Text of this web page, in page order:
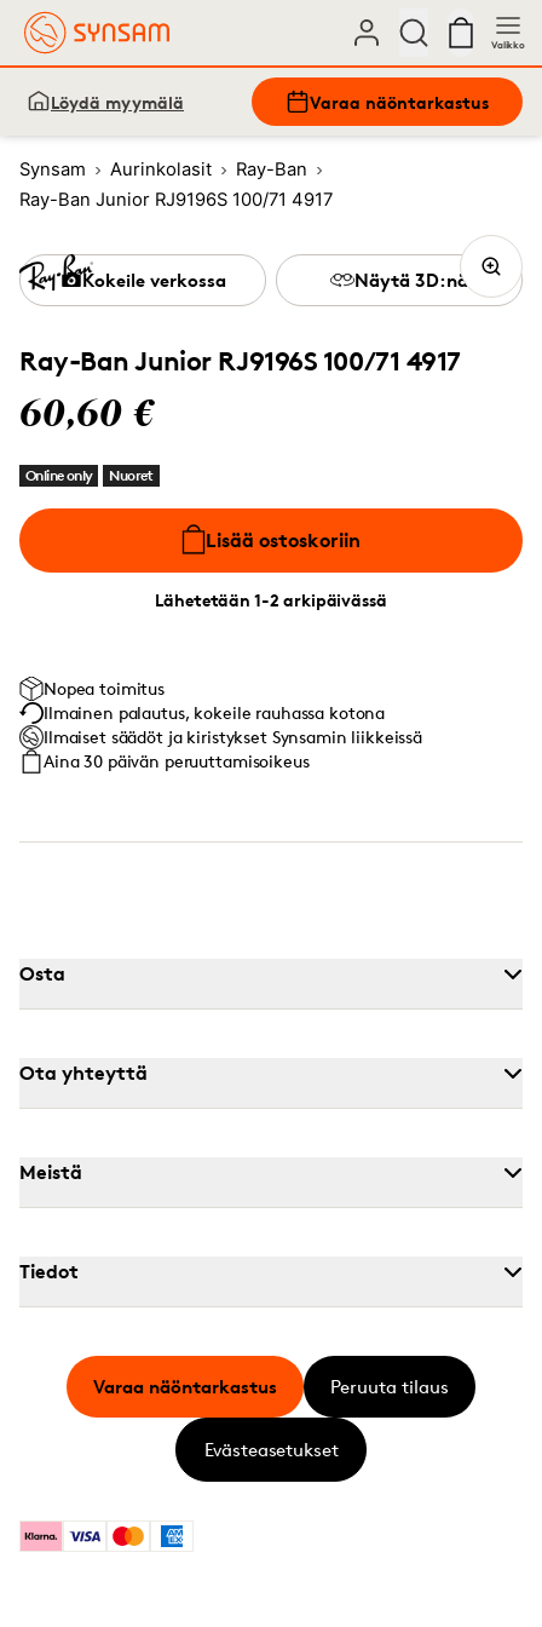
Valikko
Löydä myymälä Varaa näöntarkastus
Synsam Aurinkolasit
Ray-Ban
Ray-Ban Junior RJ9196S 100/71 4917
Ray-Ban Junior RJ9196S 100/71 4917
60,60 €
Online only Nuoret
Lisää ostoskoriin
Lähetetään 1-2 arkipäivässä
Kokeile verkossa Näytä 3D:nä
Nopea toimitus
Ilmainen palautus, kokeile rauhassa kotona
Ilmaiset säädöt ja kiristykset Synsamin liikkeissä
Aina 30 päivän peruuttamisoikeus
Osta
Ota yhteyttä
Meistä
Tiedot
KlarnaVisa MastercardAmerican Express
Varaa näöntarkastus Peruuta tilaus
Evästeasetukset